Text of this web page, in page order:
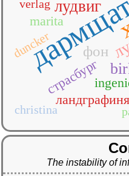
лудвиг
фон
marita
страсбург
christina
duncker
verlag
The instability of